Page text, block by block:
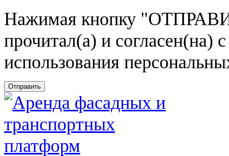
Нажимая кнопку
прочитал(а) и согласен(на)
использования
Отправить